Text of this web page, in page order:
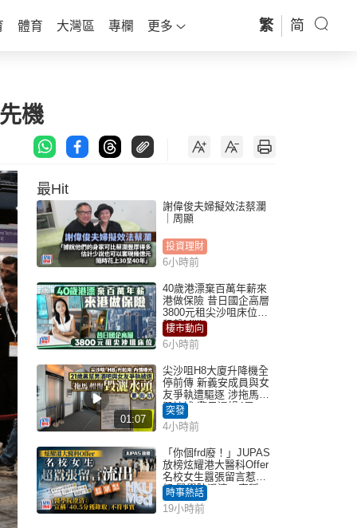
體育 大灣區 專欄 更多 繁 简
機
最Hit
謝偉俊夫婦擬效法蔡瀾
｜周顯
投資理財
6小時前
40歲港漂棄百萬年薪來
港做保險 昔日國企高層
3800元租尖沙咀床位｜
租盤Million
樓市動向
6小時前
01:07
尖沙咀H8大廈升降機全
停前傳 新義安成員與女
友爭執遭驅逐 涉拖馬刑
毀被捕 警另通緝4男
突發
4小時前
「你個frd廢！」JUPAS
放榜炫耀港大醫科Offer
名校女生囂張留言惹眾
怒 醫學院澄清：宣稱
「40.5分獲錄取」不符事
實｜Juicy叮
時事熱話
19小時前